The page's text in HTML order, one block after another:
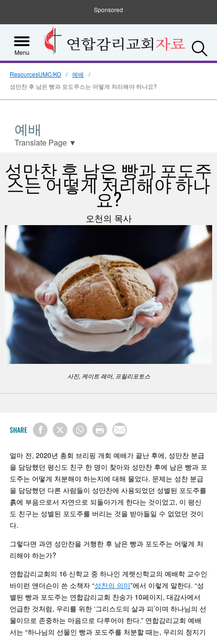
Sponsored
Menu
ResourcesUMC/KO
예배
성만찬 후 남은 빵과 포도주스는 어떻게 처리해야 하나요?
예배
Translate Page ▼
성만찬 후 남은 빵과 포도주
스는 어떻게 처리해야 하나
요?
오천의 목사
사진, 케이트 레머, 프릴리포토스
SHARE
얼마 전, 2020년 총회 브리핑 개회 예배가 끝난 후에, 성만찬 분급
을 담당했던 평신도 친구 한 명이 찾아와 성만찬 후에 남은 빵과 포
도주는 어떻게 처분해야 하는지에 대해 물었다. 문제는 성찬 분급
을 담당했던 다른 사람들이 성만찬에 사용되었던 성별된 포도주를
흙에 부음으로서 자연으로 되돌아가게 한다는 것이었고, 이 평신
도 친구는 성별된 포도주를 버리는 것을 받아들일 수 없었던 것이
다.
그렇다면 과연 성만찬을 거행한 후 남은 빵과 포도주는 어떻게 처
리해야 하는가?
연합감리교회의 16 신학교 중 하나인 게렛신학교의 예배학 교수인
바이런 앤더슨이 쓴 소책자 “성찬의 의미”에서 이렇게 말한다. “성
별된 빵과 포도주는 연합감리교회 찬송가 10페이지, 대감사에서
언급한 것처럼, 우리를 위한 ‘그리스도의 살과 피’이며 하나님의 선
물이므로 존중하는 마음으로 다루어야 한다.” 연합감리교회 예배
서는 “하나님의 선물인 빵과 포도주를 처분할 때는, 우리의 청지기